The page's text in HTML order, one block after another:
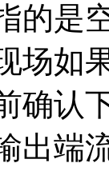
是空
场如
确认
出端